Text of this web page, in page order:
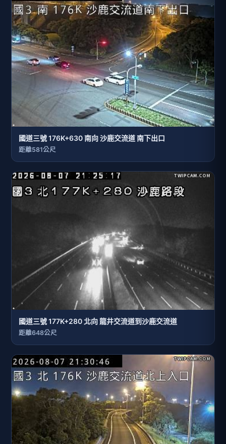
國道三號 176K+630 南向 沙鹿交流道 南下出口
距離581公尺
國道三號 177K+280 北向 龍井交流道到沙鹿交流道
距離648公尺